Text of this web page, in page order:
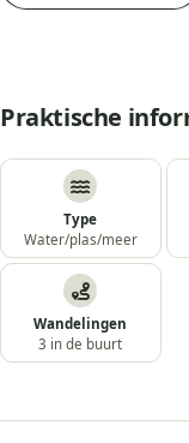
Praktische
Type
Water/plas/meer
Wandelingen
3 in de buurt